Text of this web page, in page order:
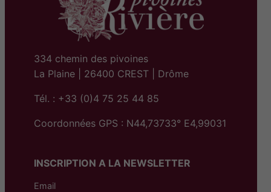
334 chemin des pivoines
La Plaine | 26400 CREST | Drôme
Tél. : +33 (0)4 75 25 44 85
Coordonnées GPS : N44,73733° E4,99031
INSCRIPTION A LA NEWSLETTER
Email